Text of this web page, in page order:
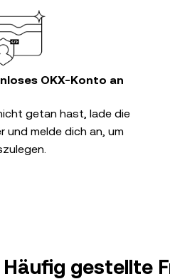
OKX-Konto an
getan hast, lade die
und melde dich an, um
Häufig gestellte